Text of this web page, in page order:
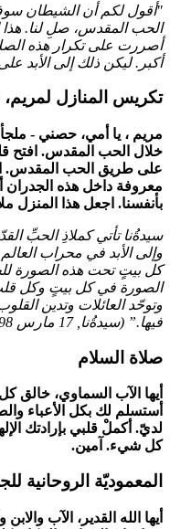
"أقول لكم أن الشيطان
الحب المقدس، صلِ لنا. هذا
أصررت على تكرار هذه
أكبر. ليكن ذلك إلى الأبد
تكريس المنازل
مريم ، يا أمي، حصني -
خلال الحب المقدس. افتح
على طريق الحب المقدس.
معروفة داخل هذه الجدران
بأنفسنا. اجعل هذا المنزل
سيدةُنا تأتي كملاذِ الحبِّ
وإلى الأبد في محراب
كل بيتٍ تحت هذه الصورة
الصورة في كل بيتٍ وكل
وتوحّد العائلات وتدين
فيها.” (سيدةُنا ,17 مارس 1998
صلاة السلام
أيها الآب السماوي، خالق
أستسلم لك بكل الأعباء
لديّ. أكملْ قلبي بإرادتك
كل شيء. آمين.
المعموديّة الروحانية
أيها الله القدير، الآب